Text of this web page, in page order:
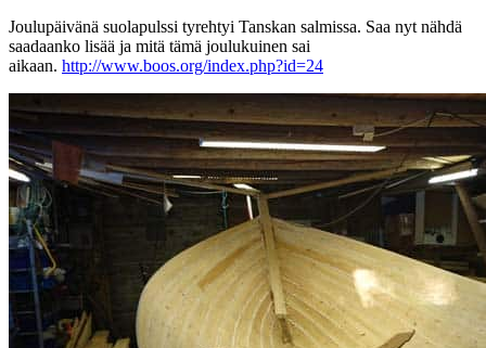
Joulupäivänä suolapulssi tyrehtyi Tanskan salmissa. Saa nyt nähdä
saadaanko lisää ja mitä tämä joulukuinen sai
aikaan. http://www.boos.org/index.php?id=24